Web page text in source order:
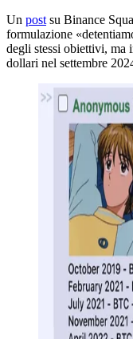
Un post su Binance
formulazione
degli stessi obiettivi, ma
dollari nel settembre